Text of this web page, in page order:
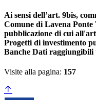
Ai sensi dell’art. 9bis,
Comune di Lavena
pubblicazione di cui
Progetti di investimento
Banche Dati
Visite alla pagina: 157